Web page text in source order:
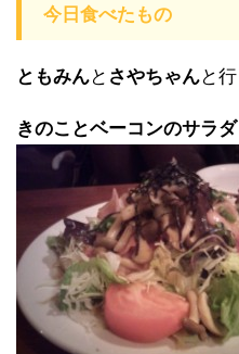
今日食べたもの
ともみんと さやちゃんと
きのことベーコンのサラダ